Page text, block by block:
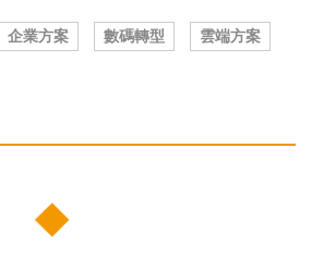
企業方案 數碼轉型
雲端方案